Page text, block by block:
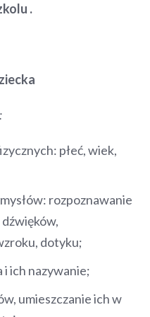
.
płeć, wiek,
rozpoznawanie
dźwięków,
dotyku;
i ich nazywanie;
umieszczanie ich w